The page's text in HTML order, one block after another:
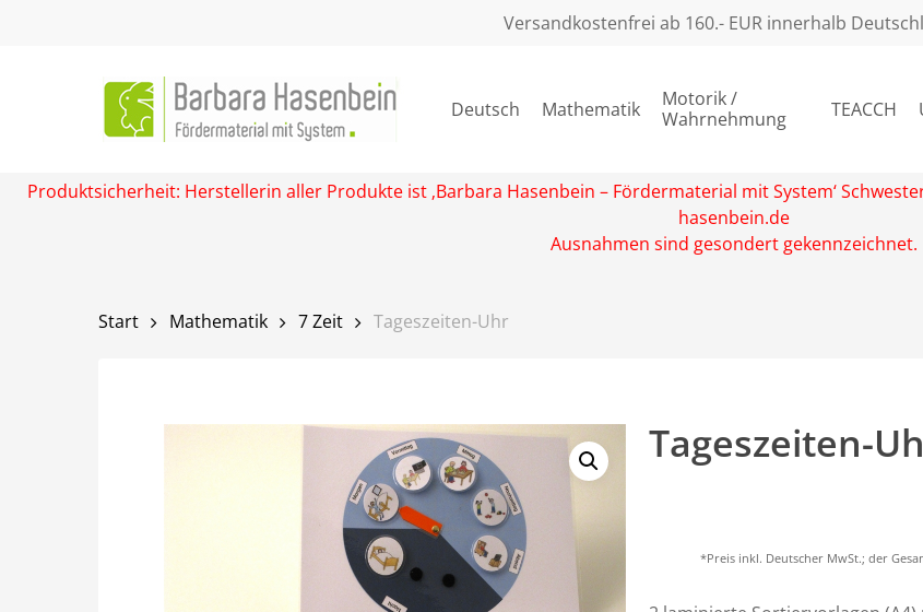
Versandkostenfrei ab 160.- EUR innerhalb
Drücken Sie die Eingabetaste, um zu suchen, oder ESC, um zu schließen.
Deutsch Mathematik
Motorik /
Wahrnehmung
TEACCH
Produktsicherheit: Herstellerin aller Produkte ist ‚Barbara Hasenbein – Fördermaterial mit System‘
hasenbein.de
Ausnahmen sind gesondert gekennzeichnet.
Start Mathematik 7 Zeit Tageszeiten-Uhr
Tageszeiten-
*Preis inkl. Deutscher MwSt.; der